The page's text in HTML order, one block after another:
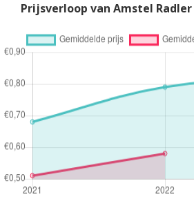
Prijsverloop van Amstel Radler